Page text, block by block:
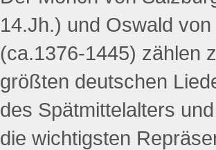
14.Jh.) und Oswald
(ca.1376-1445) zählen
größten deutschen
des Spätmittelalters
die wichtigsten